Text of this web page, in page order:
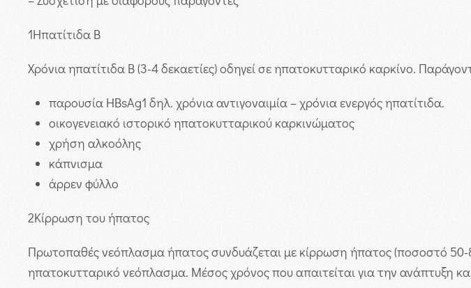
1Ηπατίτιδα Β
Χρόνια ηπατίτιδα Β (3-4 δεκαετίες) οδηγεί σε ηπατοκυτταρικό καρκίνο.
παρουσία HBsAg1 δηλ. χρόνια αντιγοναιμία – χρόνια ενεργός ηπατίτιδα.
οικογενειακό ιστορικό ηπατοκυτταρικού καρκινώματος
χρήση αλκοόλης
κάπνισμα
άρρεν φύλλο
2Κίρρωση του ήπατος
Πρωτοπαθές νεόπλασμα ήπατος συνδυάζεται με κίρρωση ήπατος (ποσοστό
ηπατοκυτταρικό νεόπλασμα. Μέσος χρόνος που απαιτείται για την ανάπτυξη